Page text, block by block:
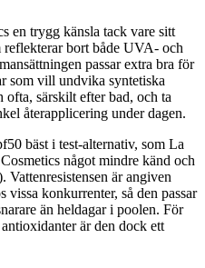
en trygg känsla tack vare sitt
bort både UVA- och
passar extra bra för
som vill undvika syntetiska
särskilt efter bad, och ta
återapplicering under dagen.
bäst i test-alternativ, som La
något mindre känd och
är angiven
konkurrenter, så den passar
än heldagar i poolen. För
är den dock ett